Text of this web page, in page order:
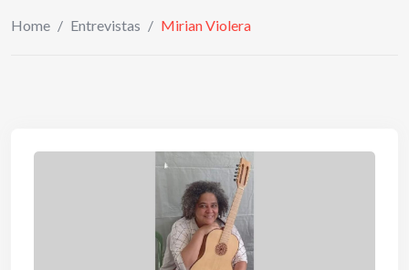
Home / Entrevistas / Mirian Violera